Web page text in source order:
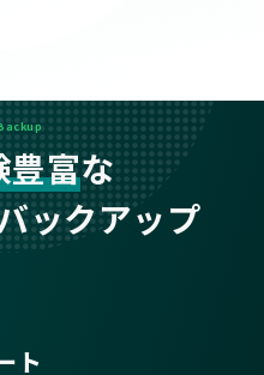
豊富な
ックアップ
ト